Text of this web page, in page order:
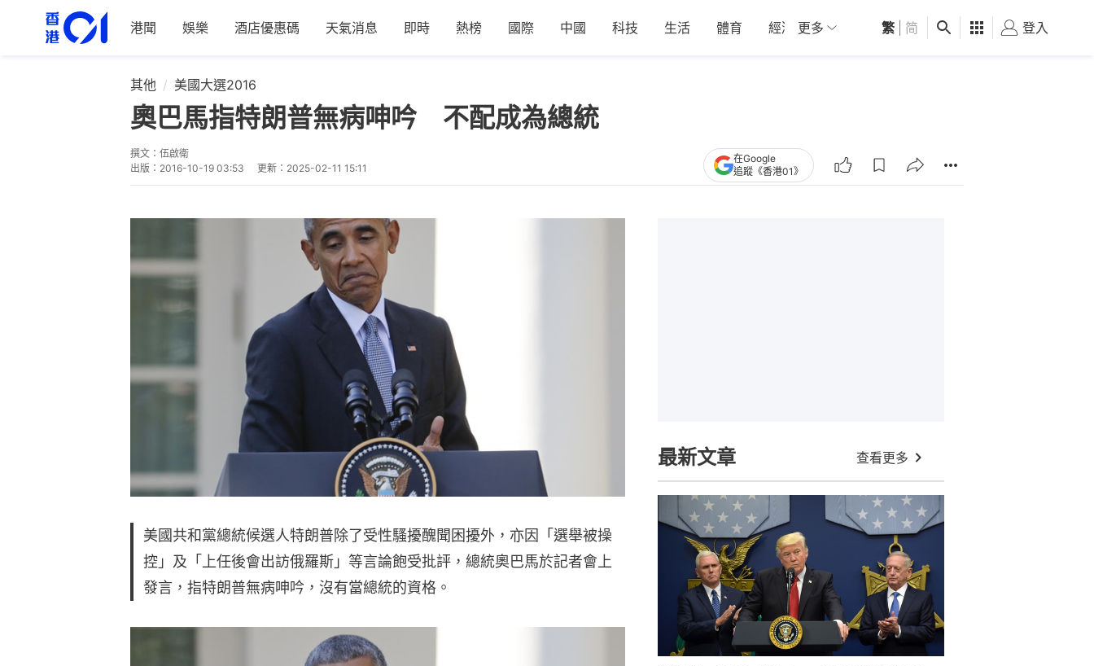
港聞 娛樂 酒店優惠碼 天氣消息 即時 熱榜 國際 中國 科技 生活 體育 經濟 01深圳 觀點 健康 好食玩飛
更多 繁 简 登入
其他 美國大選2016
奧巴馬指特朗普無病呻吟 不配成為總統
撰文： 伍啟衛
出版： 2016-10-19 03:53 更新： 2025-02-11 15:11
在Google
追蹤《香港01》
美國共和黨總統候選人特朗普除了受性騷擾醜聞困擾外，亦因「選舉被操
控」及「上任後會出訪俄羅斯」等言論飽受批評，總統奧巴馬於記者會上
發言，指特朗普無病呻吟，沒有當總統的資格。
最新文章 查看更多